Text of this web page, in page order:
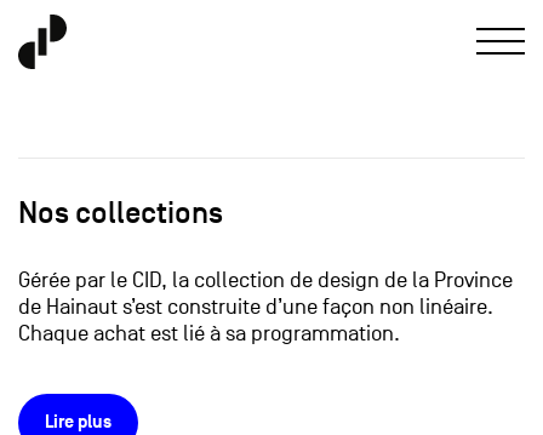
Nos collections
Gérée par le CID, la collection de design de la Province
de Hainaut s’est construite d’une façon non linéaire.
Chaque achat est lié à sa programmation.
Lire plus